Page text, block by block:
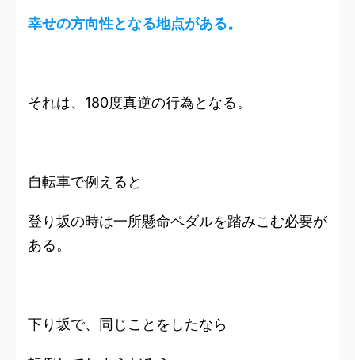
幸せの方向性となる地点がある。
それは、180度真逆の行為となる。
自転車で例えると
登り坂の時は一所懸命ペダルを踏みこむ必要が
ある。
下り坂で、同じことをしたなら